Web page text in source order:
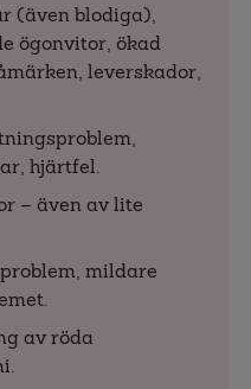
(även blodiga),
ögonvitor, ökad
leverskador,
hjärtfel.
– även av lite
mildare
av röda